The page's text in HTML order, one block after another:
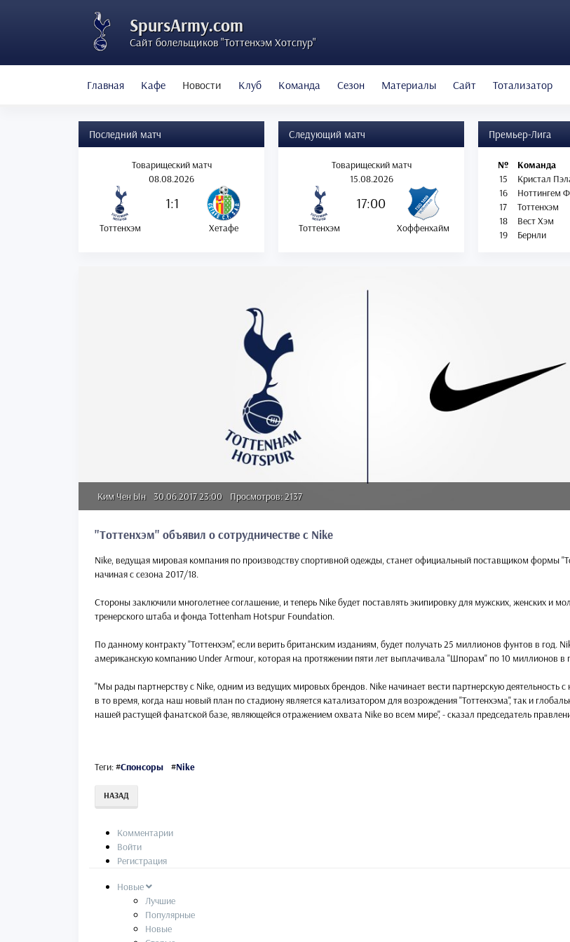
SpursArmy.com
Сайт болельщиков "Тоттенхэм Хотспур"
Главная Кафе Новости Клуб Команда Сезон Материалы Сайт Тотализатор
Последний матч
Товарищеский матч
08.08.2026
1:1
Тоттенхэм Хетафе
Следующий матч
Товарищеский матч
15.08.2026
17:00
Тоттенхэм Хоффенхайм
Премьер-Лига
№ Команда
15
Кристал
16
Ноттингем
17
Тоттенхэм
18
Вест Хэм
19
Бернли
Ким Чен Ын 30.06.2017 23:00 Просмотров: 2137
"Тоттенхэм" объявил о сотрудничестве с Nike
Nike, ведущая мировая компания по производству спортивной одежды, станет официальный поставщиком формы
начиная с сезона 2017/18.
Стороны заключили многолетнее соглашение, и теперь Nike будет поставлять экипировку для мужских, женских и
тренерского штаба и фонда Tottenham Hotspur Foundation.
По данному контракту "Тоттенхэм", если верить британским изданиям, будет получать 25 миллионов фунтов в год.
американскую компанию Under Armour, которая на протяжении пяти лет выплачивала "Шпорам" по 10 миллионов в
"Мы рады партнерству с Nike, одним из ведущих мировых брендов. Nike начинает вести партнерскую деятельность с
в то время, когда наш новый план по стадиону является катализатором для возрождения "Тоттенхэма", так и
нашей растущей фанатской базе, являющейся отражением охвата Nike во всем мире", - сказал председатель
Теги:#Спонсоры #Nike
НАЗАД
Комментарии
Войти
Регистрация
Новые
Лучшие
Популярные
Новые